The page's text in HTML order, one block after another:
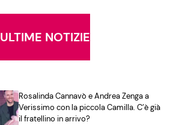
ULTIME NOTIZIE
Rosalinda Cannavò e Andrea Zenga a
Verissimo con la piccola Camilla. C’è già
il fratellino in arrivo?